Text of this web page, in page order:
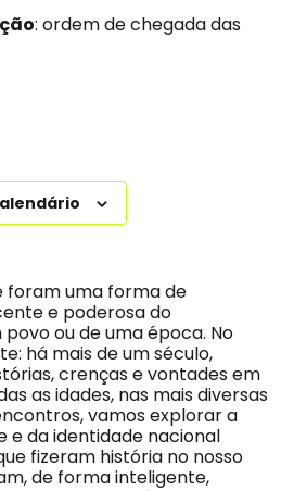
: ordem de chegada das
foram uma forma de
e poderosa do
ou de uma época. No
há mais de um século,
crenças e vontades em
as idades, nas mais diversas
vamos explorar a
e da identidade nacional
fizeram história no nosso
de forma inteligente,